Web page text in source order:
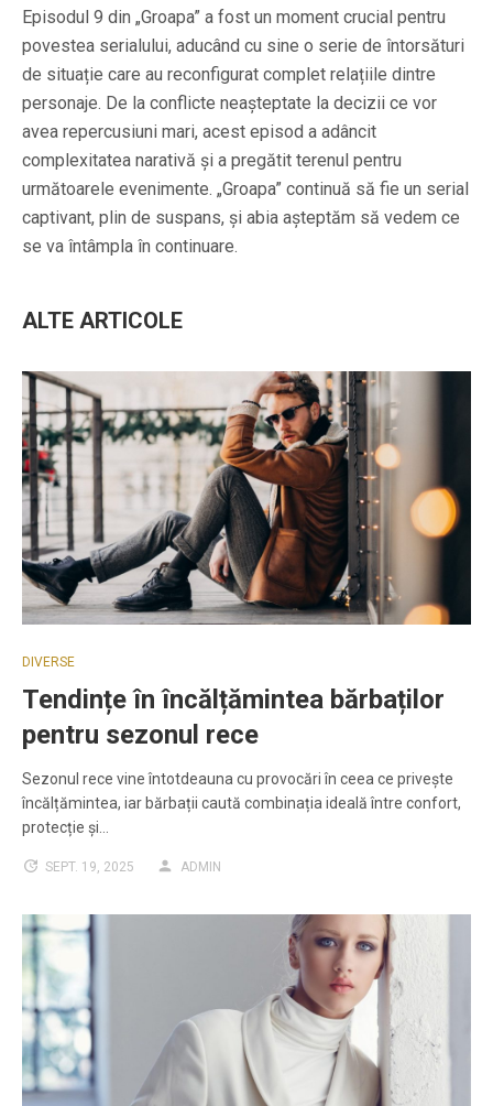
Episodul 9 din „Groapa” a fost un moment crucial pentru
povestea serialului, aducând cu sine o serie de întorsături
de situație care au reconfigurat complet relațiile dintre
personaje. De la conflicte neașteptate la decizii ce vor
avea repercusiuni mari, acest episod a adâncit
complexitatea narativă și a pregătit terenul pentru
următoarele evenimente. „Groapa” continuă să fie un serial
captivant, plin de suspans, și abia așteptăm să vedem ce
se va întâmpla în continuare.
ALTE ARTICOLE
DIVERSE
Tendințe în încălțămintea bărbaților
pentru sezonul rece
Sezonul rece vine întotdeauna cu provocări în ceea ce privește
încălțămintea, iar bărbații caută combinația ideală între confort,
protecție și…
SEPT. 19, 2025 ADMIN